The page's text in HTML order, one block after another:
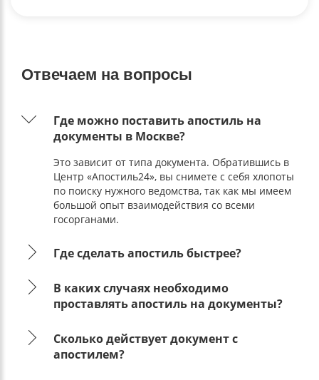
Отвечаем на вопросы
Где можно поставить апостиль на
документы в Москве?
Это зависит от типа документа. Обратившись в
Центр «Апостиль24», вы снимете с себя хлопоты
по поиску нужного ведомства, так как мы имеем
большой опыт взаимодействия со всеми
госорганами.
Где сделать апостиль быстрее?
В каких случаях необходимо
проставлять апостиль на документы?
Сколько действует документ с
апостилем?